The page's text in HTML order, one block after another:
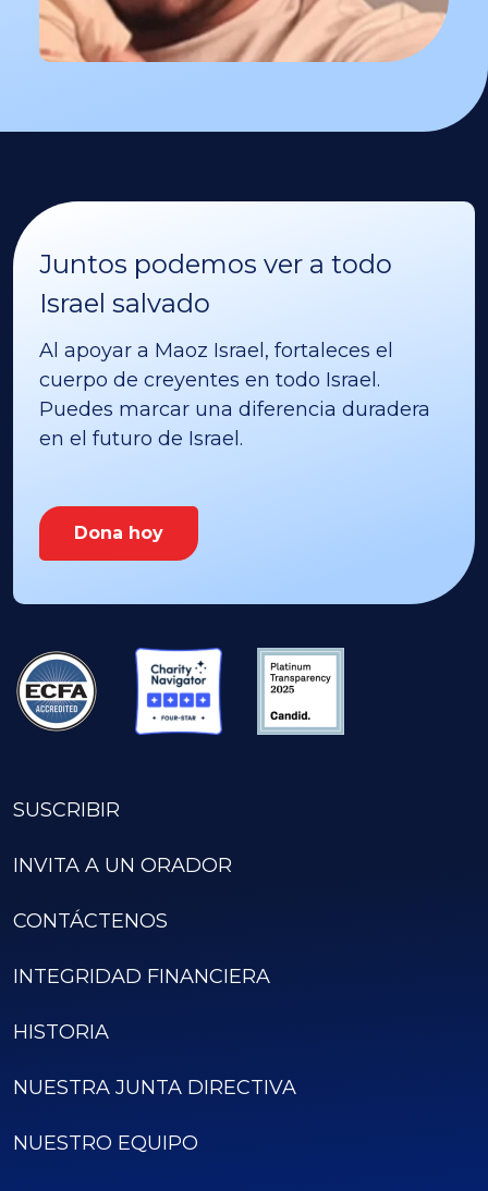
Juntos podemos ver a todo
Israel salvado
Al apoyar a Maoz Israel, fortaleces el
cuerpo de creyentes en todo Israel.
Puedes marcar una diferencia duradera
en el futuro de Israel.
Dona hoy
SUSCRIBIR
INVITA A UN ORADOR
CONTÁCTENOS
INTEGRIDAD FINANCIERA
HISTORIA
NUESTRA JUNTA DIRECTIVA
NUESTRO EQUIPO